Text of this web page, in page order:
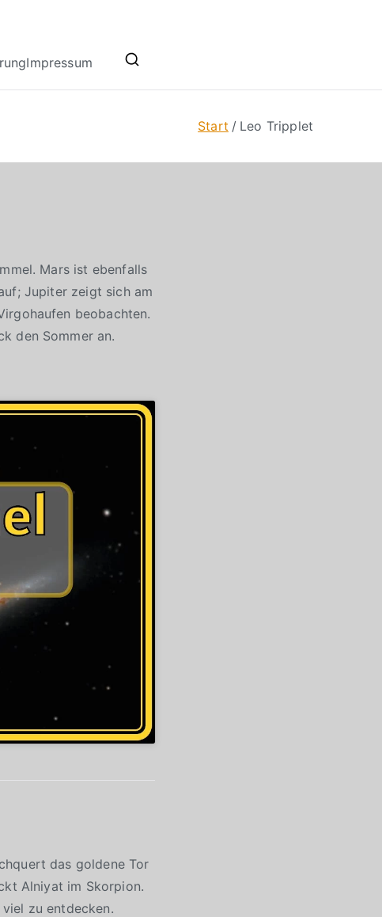
Impressum
Start Leo Tripplet
Mars ist ebenfalls
Jupiter zeigt sich am
beobachten.
den Sommer an.
das goldene Tor
Alniyat im Skorpion.
zu entdecken.